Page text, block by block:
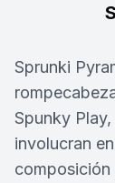
Sprunki
Spunky
involucran
composición